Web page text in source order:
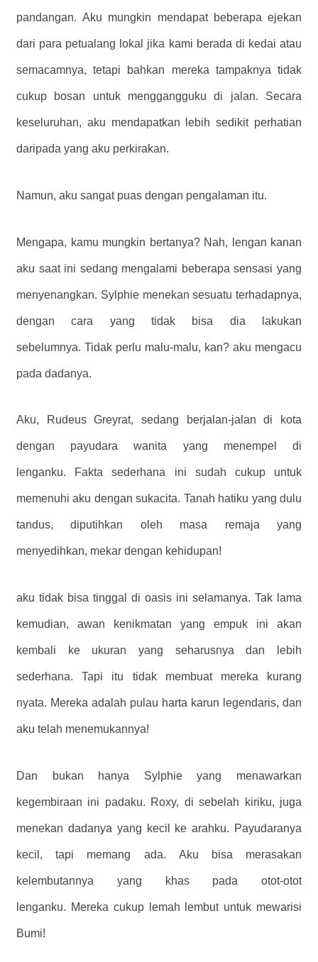
pandangan. Aku mungkin mendapat beberapa ejekan
dari para petualang lokal jika kami berada di kedai atau
semacamnya, tetapi bahkan mereka tampaknya tidak
cukup bosan untuk menggangguku di jalan. Secara
keseluruhan, aku mendapatkan lebih sedikit perhatian
daripada yang aku perkirakan.
Namun, aku sangat puas dengan pengalaman itu.
Mengapa, kamu mungkin bertanya? Nah, lengan kanan
aku saat ini sedang mengalami beberapa sensasi yang
menyenangkan. Sylphie menekan sesuatu terhadapnya,
dengan cara yang tidak bisa dia lakukan
sebelumnya. Tidak perlu malu-malu, kan? aku mengacu
pada dadanya.
Aku, Rudeus Greyrat, sedang berjalan-jalan di kota
dengan payudara wanita yang menempel di
lenganku. Fakta sederhana ini sudah cukup untuk
memenuhi aku dengan sukacita. Tanah hatiku yang dulu
tandus, diputihkan oleh masa remaja yang
menyedihkan, mekar dengan kehidupan!
aku tidak bisa tinggal di oasis ini selamanya. Tak lama
kemudian, awan kenikmatan yang empuk ini akan
kembali ke ukuran yang seharusnya dan lebih
sederhana. Tapi itu tidak membuat mereka kurang
nyata. Mereka adalah pulau harta karun legendaris, dan
aku telah menemukannya!
Dan bukan hanya Sylphie yang menawarkan
kegembiraan ini padaku. Roxy, di sebelah kiriku, juga
menekan dadanya yang kecil ke arahku. Payudaranya
kecil, tapi memang ada. Aku bisa merasakan
kelembutannya yang khas pada otot-otot
lenganku. Mereka cukup lemah lembut untuk mewarisi
Bumi!